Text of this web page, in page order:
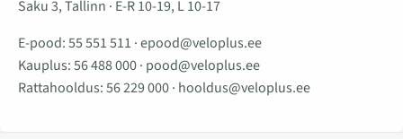
Saku 3, Tallinn · E-R 10-19, L 10-17
E-pood:55 551 511 ·epood@veloplus.ee
Kauplus:56 488 000· pood@veloplus.ee
Rattahooldus:56 229 000· hooldus@veloplus.ee